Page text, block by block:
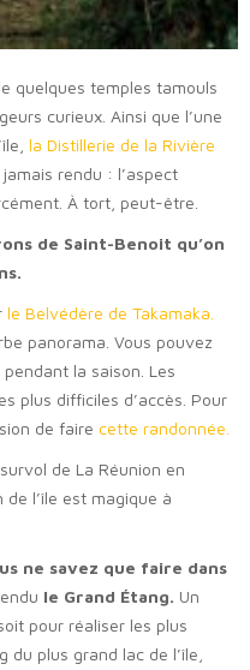
quelques temples tamouls
curieux. Ainsi que l’une
la Distillerie de la Rivière
rendu : l’aspect
À tort, peut-être.
de Saint-Benoit qu’on
le Belvédère de Takamaka.
panorama. Vous pouvez
la saison. Les
plus difficiles d’accès. Pour
de faire cette randonnée
de La Réunion en
l’île est magique à
ne savez que faire dans
le Grand Étang. Un
pour réaliser les plus
plus grand lac de l’île,